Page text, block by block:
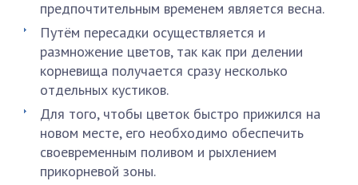
предпочтительным временем является весна.
Путём пересадки осуществляется и
размножение цветов, так как при делении
корневища получается сразу несколько
отдельных кустиков.
Для того, чтобы цветок быстро прижился на
новом месте, его необходимо обеспечить
своевременным поливом и рыхлением
прикорневой зоны.